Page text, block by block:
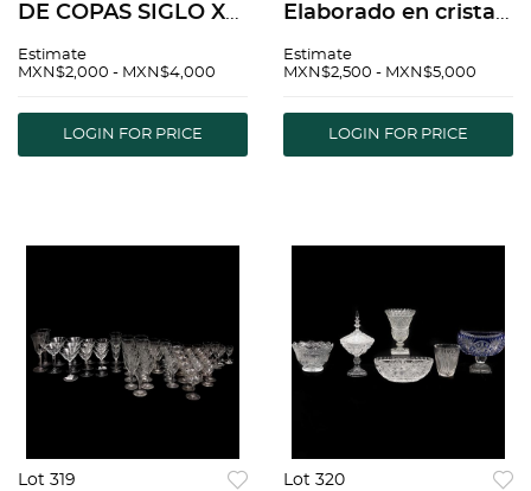
DE COPAS SIGLO XX
en color amarillo,
DecoraciÃƒÂ³n floral
esmerilada 3
Estimate
MXN$2,000 - MXN$4,000
LOGIN FOR PRICE
Elaborado en cristal
Decorado con
en relieve. Detalles
de conservaciÃƒÂ³n
Estimate
MXN$2,500 - MXN$5,000
LOGIN FOR PRICE
Lot 319 Lot 320